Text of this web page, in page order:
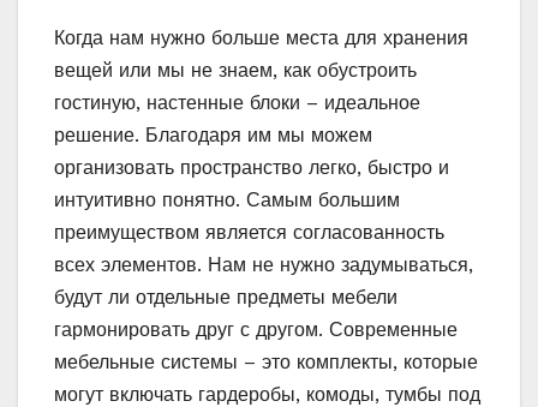
Когда нам нужно больше места для хранения
вещей или мы не знаем, как обустроить
гостиную, настенные блоки – идеальное
решение. Благодаря им мы можем
организовать пространство легко, быстро и
интуитивно понятно. Самым большим
преимуществом является согласованность
всех элементов. Нам не нужно задумываться,
будут ли отдельные предметы мебели
гармонировать друг с другом. Современные
мебельные системы – это комплекты, которые
могут включать гардеробы, комоды, тумбы под